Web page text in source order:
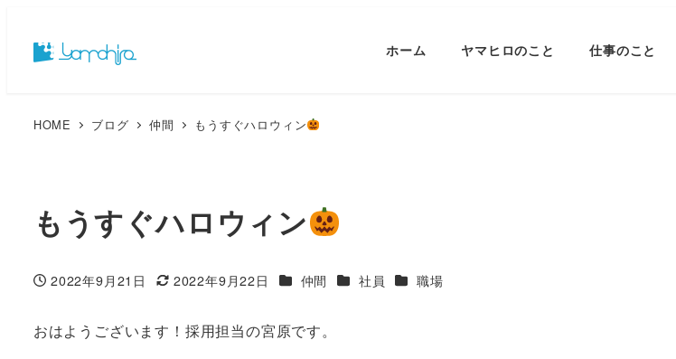
ホーム ヤマヒロのこと 仕事のこと
HOME ブログ 仲間 もうすぐハロウィン
もうすぐハロウィン
投稿日
2022年9月21日
更新日
2022年9月22日 カテゴリー
仲間 カテゴリー
社員 カテゴリー
職場
おはようございます！採用担当の宮原です。